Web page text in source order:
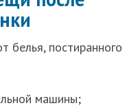
белья, постиранного
машины;